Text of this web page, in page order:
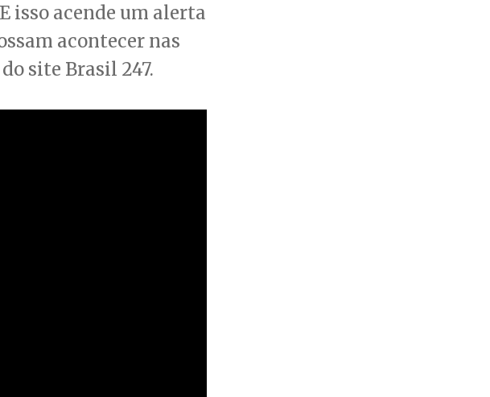
isso acende um alerta
acontecer nas
site Brasil 247.